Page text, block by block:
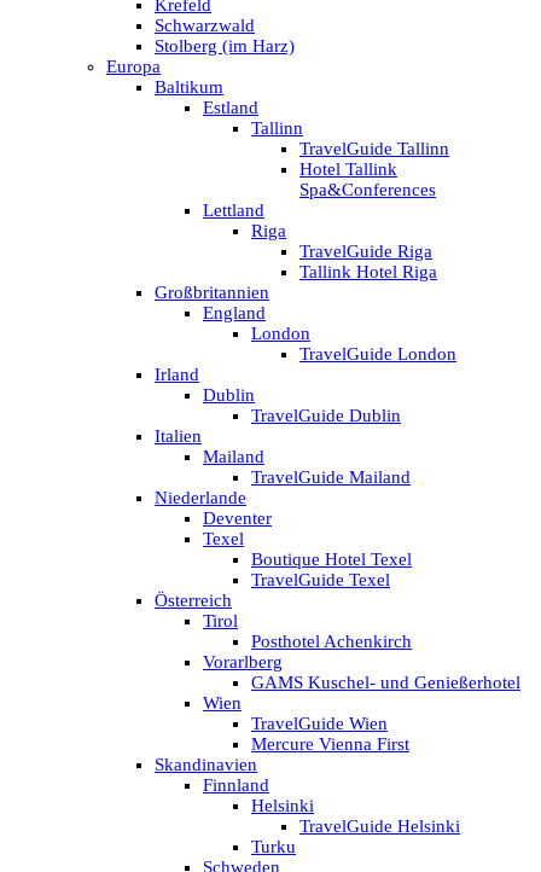
Krefeld
Schwarzwald
Stolberg (im Harz)
Europa
Baltikum
Estland
Tallinn
TravelGuide Tallinn
Hotel Tallink
Spa&Conferences
Lettland
Riga
TravelGuide Riga
Tallink Hotel Riga
Großbritannien
England
London
TravelGuide London
Irland
Dublin
TravelGuide Dublin
Italien
Mailand
TravelGuide Mailand
Niederlande
Deventer
Texel
Boutique Hotel Texel
TravelGuide Texel
Österreich
Tirol
Posthotel Achenkirch
Vorarlberg
GAMS Kuschel- und Genießerhotel
Wien
TravelGuide Wien
Mercure Vienna First
Skandinavien
Finnland
Helsinki
TravelGuide Helsinki
Turku
Schweden